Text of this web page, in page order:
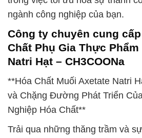
ngành công nghiệp của bạn.
Công ty chuyên cung
Chất Phụ Gia Thực
Natri Hạt – CH3COONa
**Hóa Chất Muối Axetate Natri
và Chặng Đường Phát Triển
Nghiệp Hóa Chất**
Trải qua những thăng trầm và